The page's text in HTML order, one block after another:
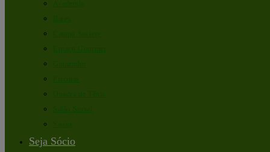
Academia
Campo Society
Espaço Gourmet
Piscinas
Quadra de Tênis
Seja Sócio